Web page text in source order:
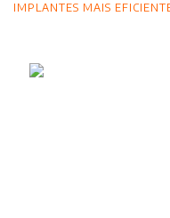
IMPLANTES MAIS